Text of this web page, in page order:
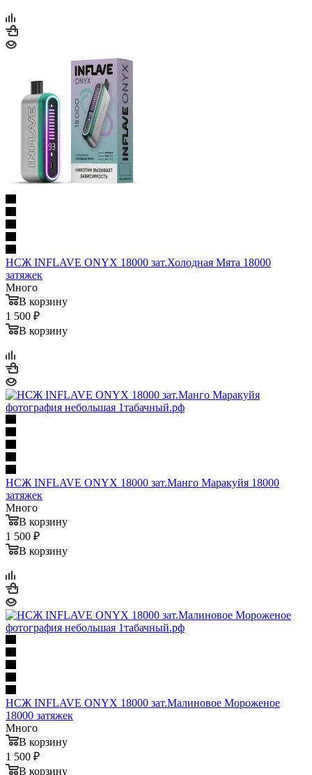
НСЖ INFLAVE ONYX 18000 зат.Холодная Мята 18000
затяжек
Много
В корзину
1 500 ₽
В корзину
НСЖ INFLAVE ONYX 18000 зат.Манго Маракуйя 18000
затяжек
Много
В корзину
1 500 ₽
В корзину
НСЖ INFLAVE ONYX 18000 зат.Малиновое Мороженое
18000 затяжек
Много
В корзину
1 500 ₽
В корзину